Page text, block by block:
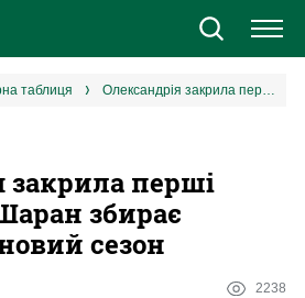
Новини
Єврокубки
УПЛ
таблиця Олександрія закрила перші трансфери: Шаран збирає команду на новий сезон
закрила перші
збирає
сезон
2238